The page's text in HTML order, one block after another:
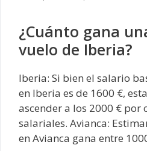
¿Cuánto gana
vuelo de Iberia?
Iberia: Si bien el salario
en Iberia es de 1600 €,
ascender a los 2000 € por
salariales. Avianca:
en Avianca gana entre